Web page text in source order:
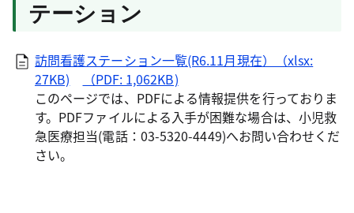
テーション
訪問看護ステーション一覧(R6.11月現在）（xlsx:
27KB)
（PDF: 1,062KB)
このページでは、PDFによる情報提供を行っておりま
す。PDFファイルによる入手が困難な場合は、小児救
急医療担当(電話：03-5320-4449)へお問い合わせくだ
さい。